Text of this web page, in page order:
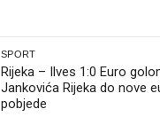
SPORT
Rijeka – Ilves 1:0 Euro
Jankovića Rijeka do nove
pobjede